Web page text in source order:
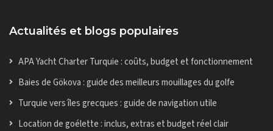
Actualités et blogs populaires
APA Yacht Charter Turquie : coûts, budget et fonctionnement
Baies de Gökova : guide des meilleurs mouillages du golfe
Turquie vers îles grecques : guide de navigation utile
Location de goélette : inclus, extras et budget réel clair